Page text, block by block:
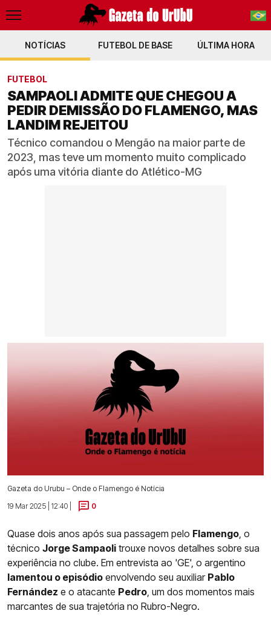
PT-BR
NOTÍCIAS FUTEBOL DE BASE ÚLTIMA HORA
FUTEBOL
SAMPAOLI ADMITE QUE CHEGOU A
PEDIR DEMISSÃO DO FLAMENGO, MAS
LANDIM REJEITOU
Técnico comandou o Mengão na maior parte de
2023, mas teve um momento muito complicado
após uma vitória diante do Atlético-MG
Gazeta do Urubu – Onde o Flamengo é Notícia
19 Mar 2025 | 12:40 |
0
Quase dois anos após sua passagem pelo Flamengo, o
técnico Jorge Sampaoli trouxe novos detalhes sobre sua
experiência no clube. Em entrevista ao 'GE', o argentino
lamentou o episódio envolvendo seu auxiliar Pablo
Fernández e o atacante Pedro, um dos momentos mais
marcantes de sua trajetória no Rubro-Negro.